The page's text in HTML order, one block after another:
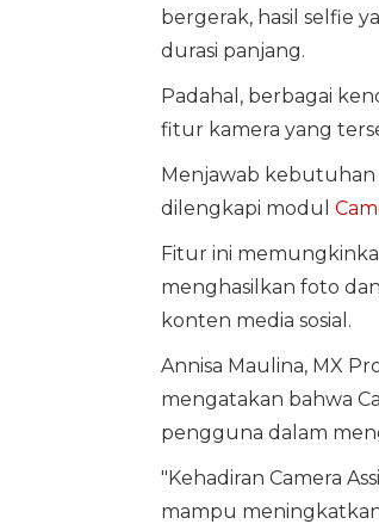
bergerak, hasil selfie
durasi panjang.
Padahal, berbagai
fitur kamera yang
Menjawab
dilengkapi modul
Fitur ini
menghasilkan foto
konten media sosial.
Annisa Maulina, MX
mengatakan bahwa
pengguna dalam
"Kehadiran Camera
mampu